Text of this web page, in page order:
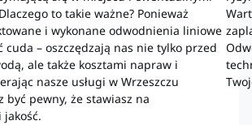
to takie ważne? Ponieważ
i wykonane odwodnienia liniowe
cuda – oszczędzają nas nie tylko przed
ale także kosztami napraw i
nasze usługi w Wrzeszczu
być pewny, że stawiasz na